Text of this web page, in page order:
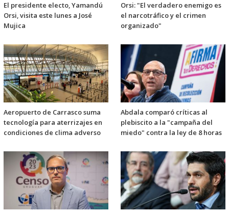
El presidente electo, Yamandú
Orsi, visita este lunes a José
Mujica
Orsi: "El verdadero enemigo es
el narcotráfico y el crimen
organizado"
Aeropuerto de Carrasco suma
tecnología para aterrizajes en
condiciones de clima adverso
Abdala comparó críticas al
plebiscito a la "campaña del
miedo" contra la ley de 8 horas